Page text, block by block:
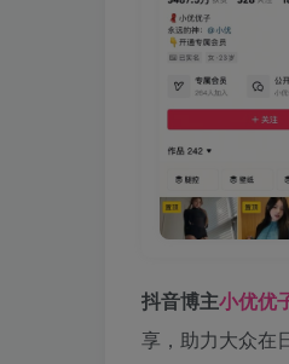
抖音博主小优优
享，助力大众在